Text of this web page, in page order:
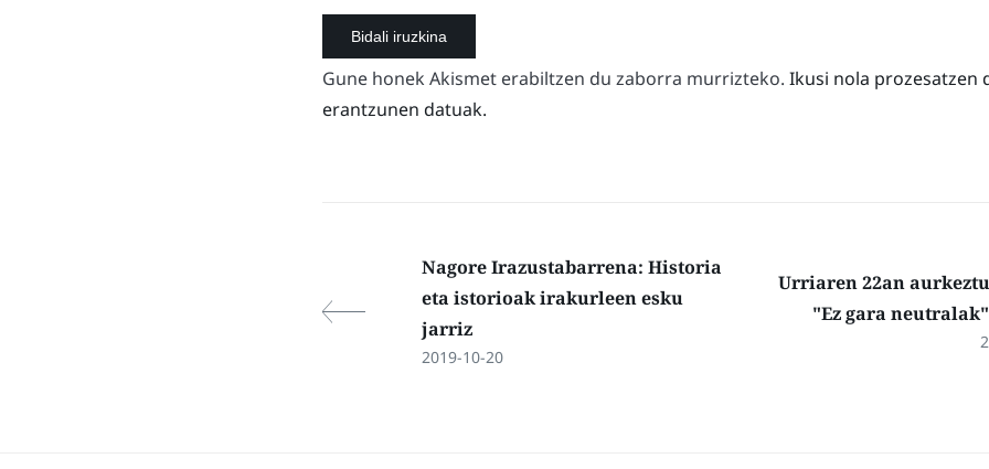
Gune honek Akismet erabiltzen du zaborra murrizteko. Ikusi nola prozesatzen
erantzunen datuak.
Nagore Irazustabarrena: Historia
eta istorioak irakurleen esku
jarriz
2019-10-20
Urriaren 22an
"Ez gara